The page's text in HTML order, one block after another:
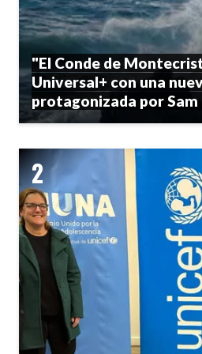
"El Conde de
Universal+ con una
protagonizada por Sam